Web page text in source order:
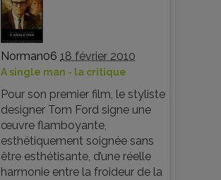
Norman06 18 février 2010
A single man - la critique
Pour son premier film, le styliste
designer Tom Ford signe une
œuvre flamboyante,
esthétiquement soignée sans
être esthétisante, d’une réelle
harmonie entre la froideur de la